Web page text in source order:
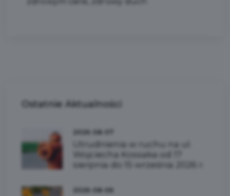
Ostatnie Aktualności
2026-08-07
Utrudnienia w ruchu na ul.
Wojciecha Kossaka od 17
sierpnia do 15 września 2026 r.
2026-08-06